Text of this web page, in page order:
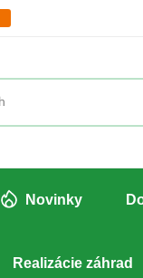
Novinky
Realizácie záhrad